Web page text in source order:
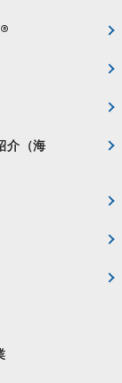
介（海